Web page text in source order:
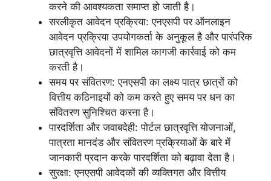
करने की आवश्यकता समाप्त हो जाती है।
सरलीकृत आवेदन प्रक्रिया: एनएसपी पर ऑनलाइन
आवेदन प्रक्रिया उपयोगकर्ता के अनुकूल है और पारंपरिक
छात्रवृत्ति आवेदनों में शामिल कागजी कार्रवाई को कम
करती है।
समय पर संवितरण: एनएसपी का लक्ष्य पात्र छात्रों को
वित्तीय कठिनाइयों को कम करते हुए समय पर धन का
संवितरण सुनिश्चित करना है।
पारदर्शिता और जवाबदेही: पोर्टल छात्रवृत्ति योजनाओं,
पात्रता मानदंड और संवितरण प्रक्रियाओं के बारे में
जानकारी प्रदान करके पारदर्शिता को बढ़ावा देता है।
सुरक्षा: एनएसपी आवेदकों की व्यक्तिगत और वित्तीय